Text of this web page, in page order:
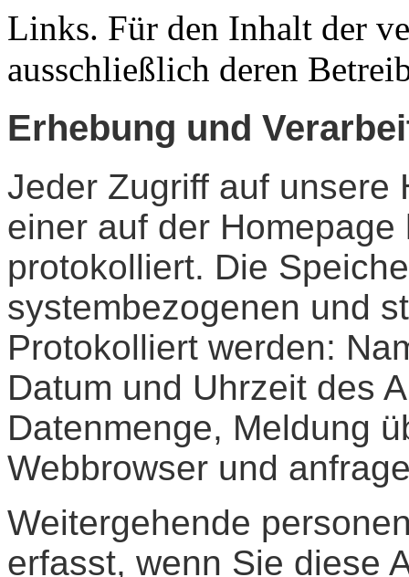
Links. Für den Inhalt der
ausschließlich deren
Erhebung und
Jeder Zugriff auf unsere
einer auf der
protokolliert. Die
systembezogenen und
Protokolliert werden:
Datum und Uhrzeit des
Datenmenge, Meldung
Webbrowser und
Weitergehende
erfasst, wenn Sie diese